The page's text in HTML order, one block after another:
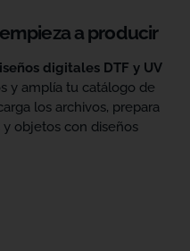
a producir
digitales DTF y UV
y amplía tu catálogo de
los archivos, prepara
objetos con diseños